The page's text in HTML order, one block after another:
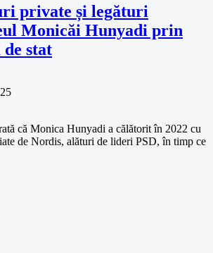
private și legături
Monicăi Hunyadi prin
stat
că Monica Hunyadi a călătorit în 2022 cu
de Nordis, alături de lideri PSD, în timp ce